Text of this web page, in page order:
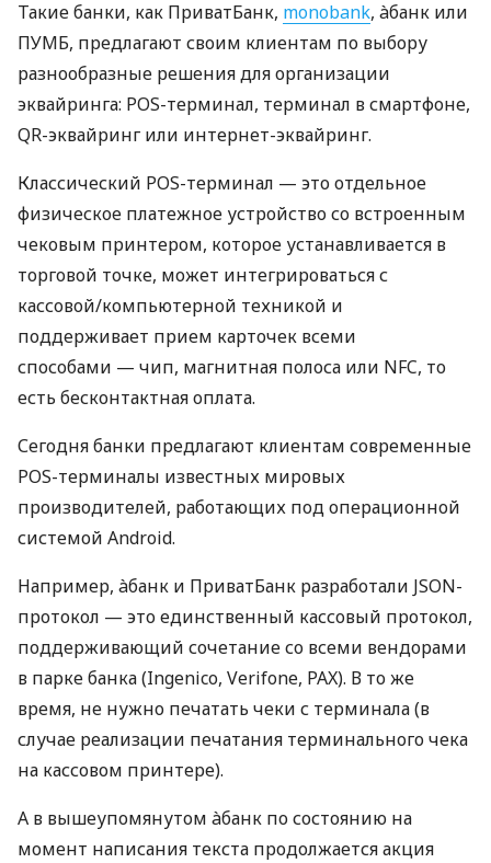
Такие банки, как ПриватБанк, monobank, àбанк или
ПУМБ, предлагают своим клиентам по выбору
разнообразные решения для организации
эквайринга: POS-терминал, терминал в смартфоне,
QR-эквайринг или интернет-эквайринг.
Классический POS-терминал — это отдельное
физическое платежное устройство со встроенным
чековым принтером, которое устанавливается в
торговой точке, может интегрироваться с
кассовой/компьютерной техникой и
поддерживает прием карточек всеми
способами — чип, магнитная полоса или NFC, то
есть бесконтактная оплата.
Сегодня банки предлагают клиентам современные
POS-терминалы известных мировых
производителей, работающих под операционной
системой Android.
Например, àбанк и ПриватБанк разработали JSON-
протокол — это единственный кассовый протокол,
поддерживающий сочетание со всеми вендорами
в парке банка (Ingenico, Verifone, PAX). В то же
время, не нужно печатать чеки с терминала (в
случае реализации печатания терминального чека
на кассовом принтере).
А в вышеупомянутом àбанк по состоянию на
момент написания текста продолжается акция